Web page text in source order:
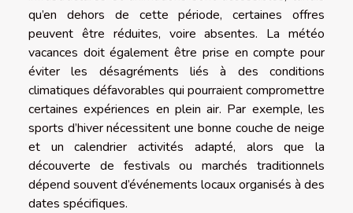
qu’en dehors de cette période, certaines offres
peuvent être réduites, voire absentes. La météo
vacances doit également être prise en compte pour
éviter les désagréments liés à des conditions
climatiques défavorables qui pourraient compromettre
certaines expériences en plein air. Par exemple, les
sports d’hiver nécessitent une bonne couche de neige
et un calendrier activités adapté, alors que la
découverte de festivals ou marchés traditionnels
dépend souvent d’événements locaux organisés à des
dates spécifiques.